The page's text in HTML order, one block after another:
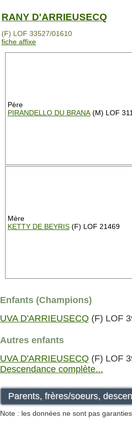
RANY D'ARRIEUSECQ
(F) LOF 33527/01610
fiche affixe
Père
PIRANDELLO DU BRANA (M) LOF
Mère
KETTY DE BEYRIS (F) LOF 21469
Enfants (Champions)
UVA D'ARRIEUSECQ (F) LOF
Autres enfants
UVA D'ARRIEUSECQ (F) LOF
Descendance complète...
Parents, frères/soeurs,
Note : les données ne sont pas